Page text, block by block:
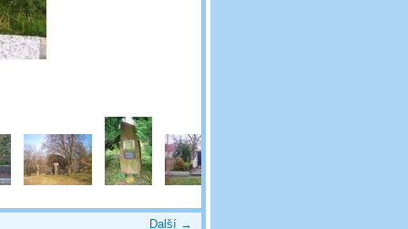
Další →